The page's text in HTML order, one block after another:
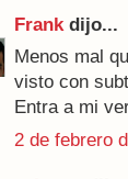
Frank dijo...
Menos mal
visto con
Entra a mi
2 de febrero